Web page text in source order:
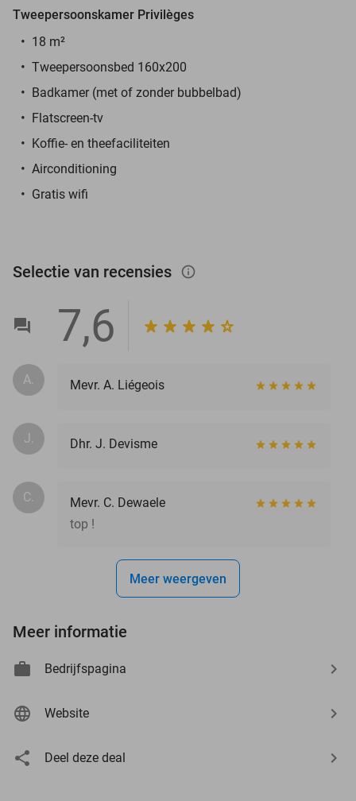
Tweepersoonskamer Privilèges
18 m²
Tweepersoonsbed 160x200
Badkamer (met of zonder bubbelbad)
Flatscreen-tv
Koffie- en theefaciliteiten
Airconditioning
Gratis wifi
Selectie van recensies info_outlined
7,6
A. Mevr. A. Liégeois
J. Dhr. J. Devisme
C.
Mevr. C. Dewaele
top !
Meer weergeven
Meer informatie
Bedrijfspagina
Website
Deel deze deal